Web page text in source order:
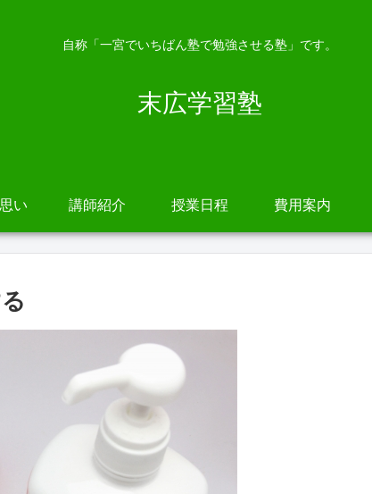
自称「一宮でいちばん塾で勉強させる塾」です。
末広学習塾
い 講師紹介 授業日程 費用案内